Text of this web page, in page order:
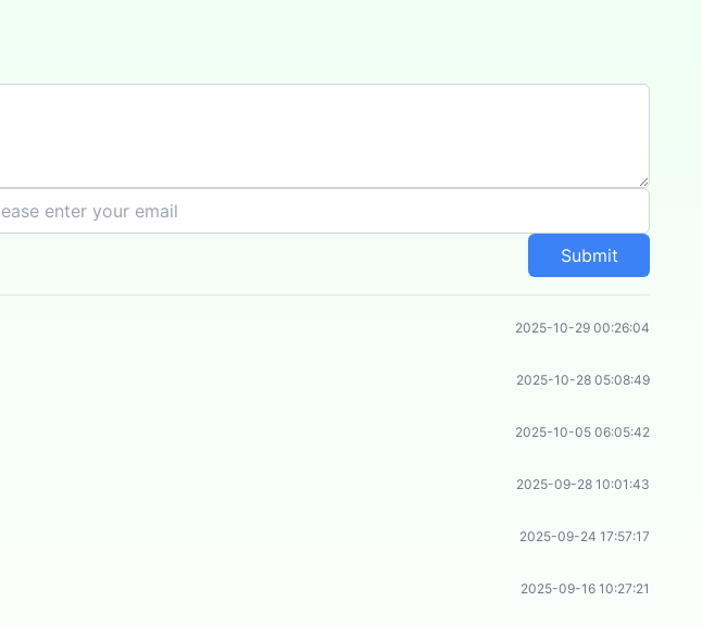
Submit
2025-10-29 00:26:04
2025-10-28 05:08:49
2025-10-05 06:05:42
2025-09-28 10:01:43
2025-09-24 17:57:17
2025-09-16 10:27:21